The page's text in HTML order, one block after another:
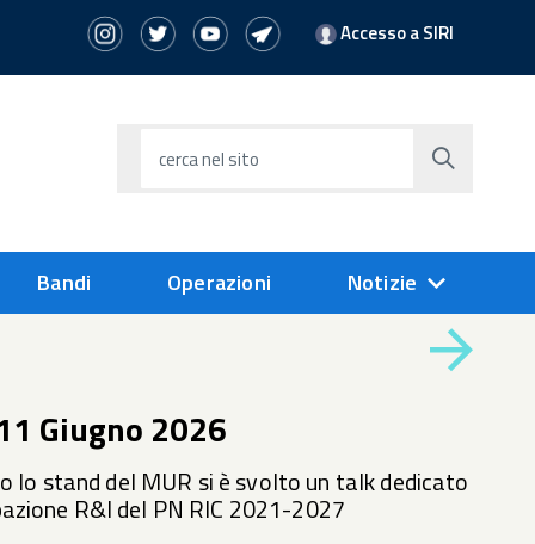
Accesso a SIRI
cerca nel sito
Bandi Operazioni Notizie
Vai
alla
Giugno 2026
lo stand del MUR si è svolto un talk dedicato
R&I del PN RIC 2021-2027